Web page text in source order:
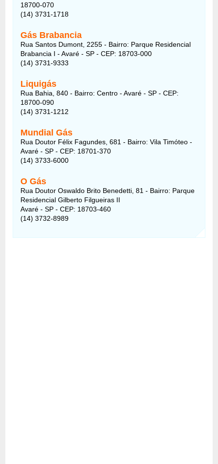
18700-070
(14) 3731-1718
Gás Brabancia
Rua Santos Dumont, 2255 - Bairro: Parque Residencial
Brabancia I - Avaré - SP - CEP: 18703-000
(14) 3731-9333
Liquigás
Rua Bahia, 840- Bairro: Centro - Avaré - SP - CEP:
18700-090
(14) 3731-1212
Mundial Gás
Rua Doutor Félix Fagundes, 681- Bairro: Vila Timóteo -
Avaré - SP - CEP: 18701-370
(14) 3733-6000
O Gás
Rua Doutor Oswaldo Brito Benedetti, 81- Bairro: Parque
Residencial Gilberto Filgueiras II
Avaré - SP - CEP: 18703-460
(14) 3732-8989